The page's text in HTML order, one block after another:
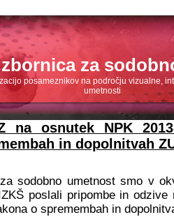
za
posameznikov na področju vizualne,
umetnosti
na osnutek NPK
in dopolnitvah
sodobno umetnost smo v
poslali pripombe in odzive
o spremembah in